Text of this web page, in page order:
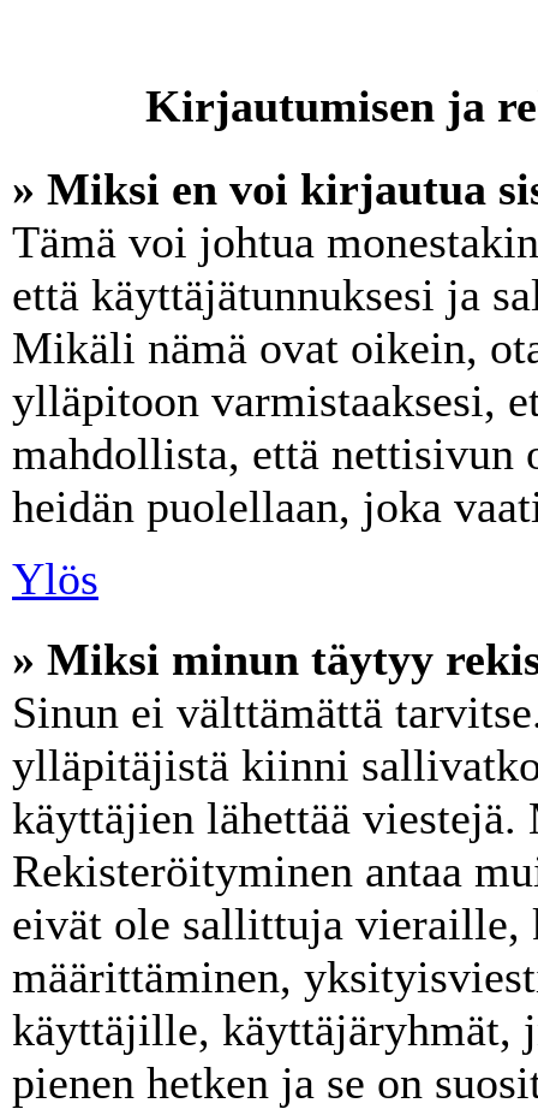
Kirjautumisen ja
» Miksi en voi kirjautua
Tämä voi johtua
että käyttäjätunnuksesi ja
Mikäli nämä ovat oikein,
ylläpitoon varmistaaksesi,
mahdollista, että
heidän puolellaan, joka
Ylös
» Miksi minun täytyy
Sinun ei välttämättä
ylläpitäjistä kiinni
käyttäjien lähettää
Rekisteröityminen antaa
eivät ole sallittuja vieraille,
määrittäminen,
käyttäjille, käyttäjäryhmät,
pienen hetken ja se on